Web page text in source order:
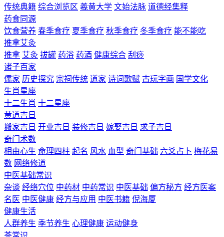
传统典籍 综合浏览区 羲黄大学 文始法脉 道德经集释
药食同源
饮食营养 春季食疗 夏季食疗 秋季食疗 冬季食疗 能不能吃
推拿艾灸
推拿 艾灸 拔罐 药浴 药酒 健康综合 刮痧
诸子百家
儒家 历史探究 宗祠传统 道家 诗词歌赋 古玩字画 国学文化
生肖星座
十二生肖 十二星座
黄道吉日
搬家吉日 开业吉日 装修吉日 嫁娶吉日 求子吉日
奇门术数
相由心生 命理四柱 起名 风水 血型 奇门基础 六爻占卜 梅花易
数 网络修道
中医基础常识
杂谈 经络穴位 中药材 中药常识 中医基础 偏方秘方 经方医案
名医 中医健康 经方与应用 中医书籍 倪海厦
健康生活
人群养生 季节养生 心理健康 运动健身
茶常识